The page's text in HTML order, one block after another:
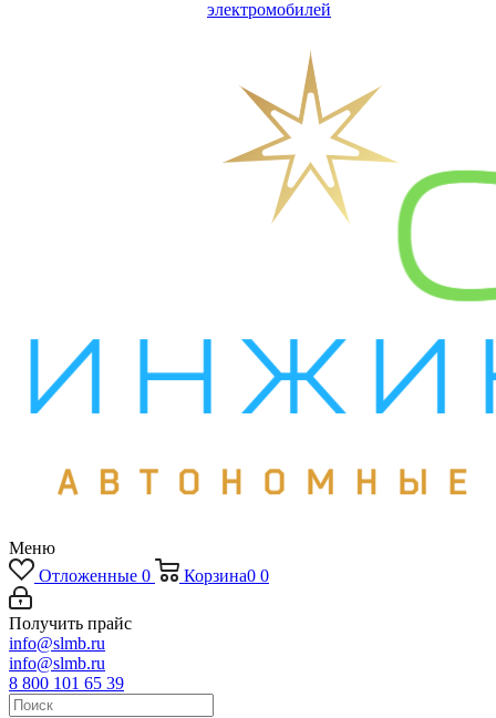
электромобилей
Меню
Отложенные 0 Корзина0 0
Получить прайс
info@slmb.ru
info@slmb.ru
8 800 101 65 39